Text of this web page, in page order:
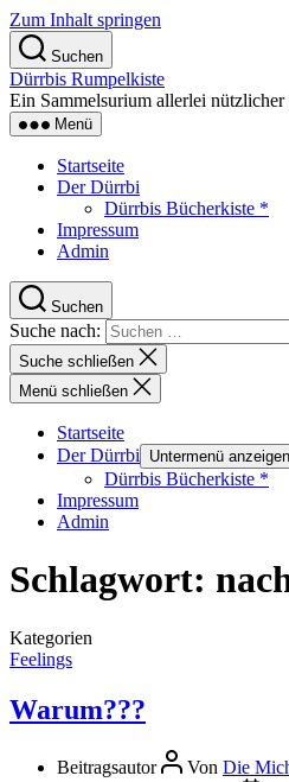
Zum Inhalt springen
Suchen
Dürrbis Rumpelkiste
Ein Sammelsurium allerlei
Menü
Startseite
Der Dürrbi
Dürrbis Bücherkiste *
Impressum
Admin
Suchen
Suche nach:
Suche schließen
Menü schließen
Startseite
Der Dürrbi
Untermenü anzeigen
Dürrbis Bücherkiste *
Impressum
Admin
Schlagwort:
Kategorien
Feelings
Warum???
Beitragsautor Von Die